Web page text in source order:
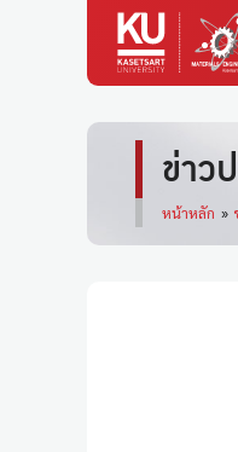
ข่าว
หน้าหลัก »